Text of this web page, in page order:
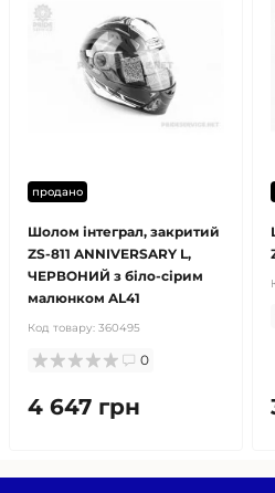
продано
Шолом інтеграл, закритий
ZS-811 ANNIVERSARY L,
ЧЕРВОНИЙ з біло-сірим
малюнком AL41
Код товару: 360495
0
4 647 грн